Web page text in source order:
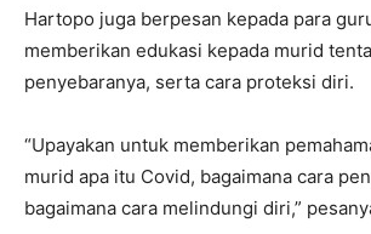
Hartopo juga berpesan kepada para
memberikan edukasi kepada murid
penyebaranya, serta cara proteksi diri.
“Upayakan untuk memberikan
murid apa itu Covid, bagaimana cara
bagaimana cara melindungi diri,”